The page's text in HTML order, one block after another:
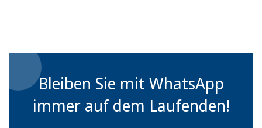
Bleiben Sie mit WhatsApp
immer auf dem Laufenden!